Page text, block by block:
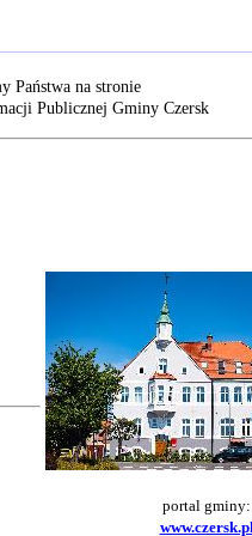
Państwa na stronie
Publicznej Gminy Czersk
portal gminy: